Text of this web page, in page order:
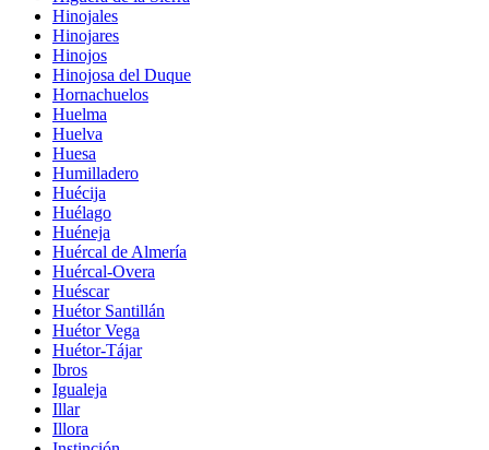
Hinojales
Hinojares
Hinojos
Hinojosa del Duque
Hornachuelos
Huelma
Huelva
Huesa
Humilladero
Huécija
Huélago
Huéneja
Huércal de Almería
Huércal-Overa
Huéscar
Huétor Santillán
Huétor Vega
Huétor-Tájar
Ibros
Igualeja
Illar
Illora